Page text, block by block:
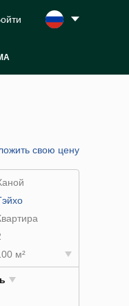
свою цену
м²